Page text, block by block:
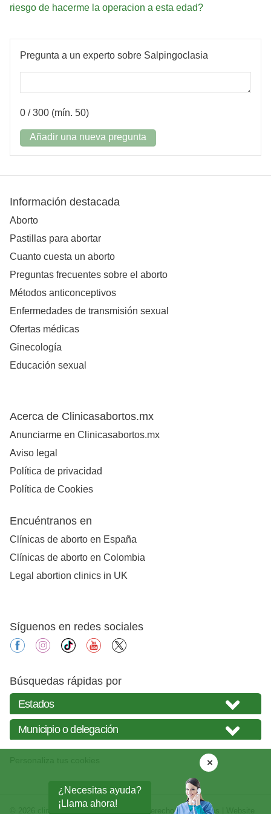
riesgo de hacerme la operacion a esta edad?
Pregunta a un experto sobre Salpingoclasia
0 / 300 (mín. 50)
Añadir una nueva pregunta
¿Necesitas ayuda?
¡Llama ahora!
Información destacada
Aborto
Pastillas para abortar
Cuanto cuesta un aborto
Preguntas frecuentes sobre el aborto
Métodos anticonceptivos
Enfermedades de transmisión sexual
Ofertas médicas
Ginecología
Educación sexual
Acerca de Clinicasabortos.mx
Anunciarme en Clinicasabortos.mx
Aviso legal
Política de privacidad
Política de Cookies
Encuéntranos en
Clínicas de aborto en España
Clínicas de aborto en Colombia
Legal abortion clinics in UK
Síguenos en redes sociales
facebookinstagram
tiktok youtube
Búsquedas rápidas por
clinicasabortos.mx | Todos los derechos reservados | Website